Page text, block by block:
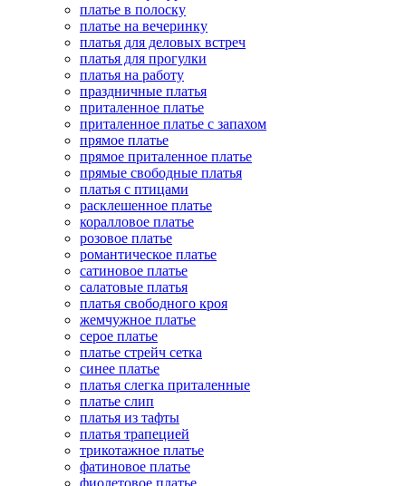
платье в полоску
платье на вечеринку
платья для деловых встреч
платья для прогулки
платья на работу
праздничные платья
приталенное платье
приталенное платье с запахом
прямое платье
прямое приталенное платье
прямые свободные платья
платья с птицами
расклешенное платье
коралловое платье
розовое платье
романтическое платье
сатиновое платье
салатовые платья
платья свободного кроя
жемчужное платье
серое платье
платье стрейч сетка
синее платье
платья слегка приталенные
платье слип
платья из тафты
платья трапецией
трикотажное платье
фатиновое платье
фиолетовое платье